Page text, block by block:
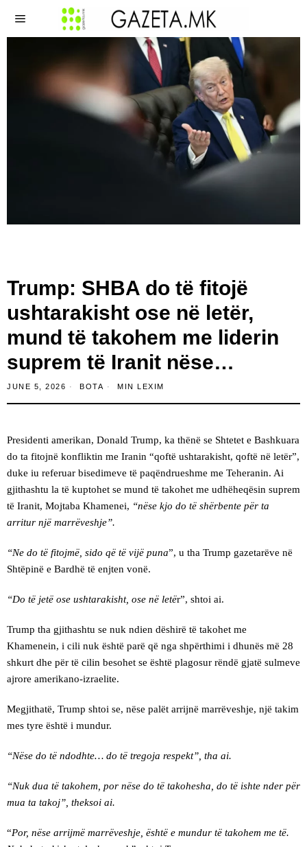
Trump: SHBA do të fitojë
ushtarakisht ose në letër,
mund të takohem me liderin
suprem të Iranit nëse…
JUNE 5, 2026 BOTA MIN LEXIM
Presidenti amerikan, Donald Trump, ka thënë se Shtetet e Bashkuara
do ta fitojnë konfliktin me Iranin “qoftë ushtarakisht, qoftë në letër”,
duke iu referuar bisedimeve të paqëndrueshme me Teheranin. Ai
gjithashtu la të kuptohet se mund të takohet me udhëheqësin suprem
të Iranit, Mojtaba Khamenei, “nëse kjo do të shërbente për ta
arritur një marrëveshje”.
“Ne do të fitojmë, sido që të vijë puna”, u tha Trump gazetarëve në
Shtëpinë e Bardhë të enjten vonë.
“Do të jetë ose ushtarakisht, ose në letër”, shtoi ai.
Trump tha gjithashtu se nuk ndien dëshirë të takohet me
Khamenein, i cili nuk është parë që nga shpërthimi i dhunës më 28
shkurt dhe për të cilin besohet se është plagosur rëndë gjatë sulmeve
ajrore amerikano-izraelite.
Megjithatë, Trump shtoi se, nëse palët arrijnë marrëveshje, një takim
mes tyre është i mundur.
“Nëse do të ndodhte… do të tregoja respekt”, tha ai.
“Nuk dua të takohem, por nëse do të takohesha, do të ishte nder për
mua ta takoj”, theksoi ai.
“Por, nëse arrijmë marrëveshje, është e mundur të takohem me të.